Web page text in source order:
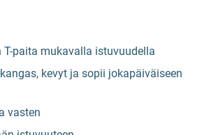
T-paita mukavalla istuvuudella
kevyt ja sopii jokapäiväiseen
vasten